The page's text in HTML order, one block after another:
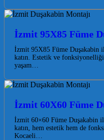
İzmit 95X85 Füme
İzmit 95X85 Füme Duşakabin
katın. Estetik ve
yaşam…
İzmit 60X60 Füme
İzmit 60×60 Füme Duşakabin
katın, hem estetik hem de
Kocaeli…